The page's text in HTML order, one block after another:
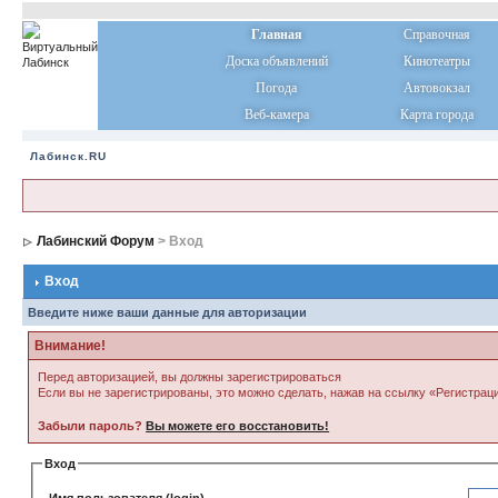
Главная Справочная
Доска объявлений
Кинотеатры
Погода
Автовокзал
Веб-камера
Карта города
Лабинск.RU
Лабинский Форум > Вход
Вход
Введите ниже ваши данные для авторизации
Внимание!
Перед авторизацией, вы должны зарегистрироваться
Если вы не зарегистрированы, это можно сделать, нажав на ссылку
Забыли пароль?Вы можете его восстановить!
Вход